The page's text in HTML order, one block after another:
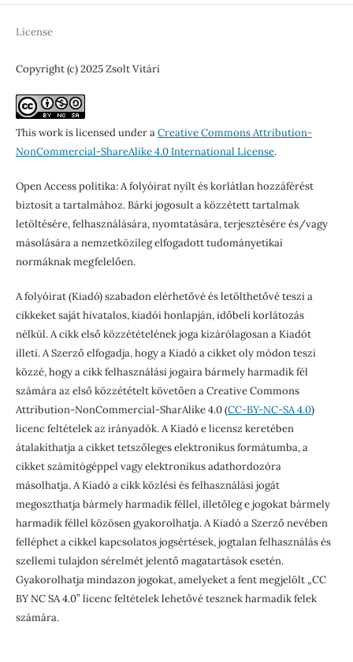
License
Copyright (c) 2025 Zsolt Vitári
This work is licensed under aCreative Commons Attribution-
NonCommercial-ShareAlike 4.0 International License.
Open Access politika: A folyóirat nyílt és korlátlan hozzáférést
biztosít a tartalmához. Bárki jogosult a közzétett tartalmak
letöltésére, felhasználására, nyomtatására, terjesztésére és/vagy
másolására a nemzetközileg elfogadott tudományetikai
normáknak megfelelően.
A folyóirat (Kiadó) szabadon elérhetővé és letölthetővé teszi a
cikkeket saját hivatalos, kiadói honlapján, időbeli korlátozás
nélkül. A cikk első közzétételének joga kizárólagosan a Kiadót
illeti. A Szerző elfogadja, hogy a Kiadó a cikket oly módon teszi
közzé, hogy a cikk felhasználási jogaira bármely harmadik fél
számára az első közzétételt követően a Creative Commons
Attribution-NonCommercial-SharAlike 4.0 (CC-BY-NC-SA 4.0)
licenc feltételek az irányadók. A Kiadó e licensz keretében
átalakíthatja a cikket tetszőleges elektronikus formátumba, a
cikket számítógéppel vagy elektronikus adathordozóra
másolhatja. A Kiadó a cikk közlési és felhasználási jogát
megoszthatja bármely harmadik féllel, illetőleg e jogokat bármely
harmadik féllel közösen gyakorolhatja. A Kiadó a Szerző nevében
felléphet a cikkel kapcsolatos jogsértések, jogtalan felhasználás és
szellemi tulajdon sérelmét jelentő magatartások esetén.
Gyakorolhatja mindazon jogokat, amelyeket a fent megjelölt „CC
BY NC SA 4.0” licenc feltételek lehetővé tesznek harmadik felek
számára.